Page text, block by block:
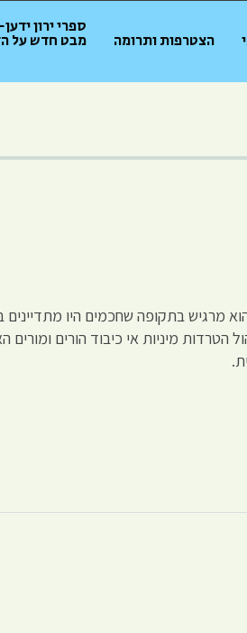
הצטרפות ותרומה
ספרי ירון
מבט חדש על
מרגיש בתקופה שחכמים היו מתדיינים
מיניות אי כיבוד הורים